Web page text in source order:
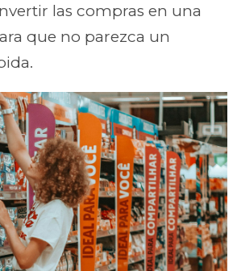
las compras en una
que no parezca un